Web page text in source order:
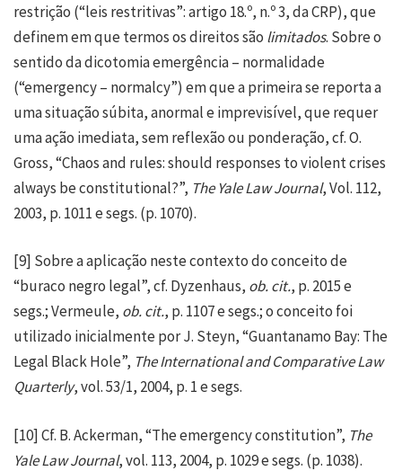
restrição (“leis restritivas”: artigo 18.º, n.º 3, da CRP), que
definem em que termos os direitos são limitados. Sobre o
sentido da dicotomia emergência – normalidade
(“emergency – normalcy”) em que a primeira se reporta a
uma situação súbita, anormal e imprevisível, que requer
uma ação imediata, sem reflexão ou ponderação, cf. O.
Gross, “Chaos and rules: should responses to violent crises
always be constitutional?”, The Yale Law Journal, Vol. 112,
2003, p. 1011 e segs. (p. 1070).
[9] Sobre a aplicação neste contexto do conceito de
“buraco negro legal”, cf. Dyzenhaus, ob. cit., p. 2015 e
segs.; Vermeule, ob. cit., p. 1107 e segs.; o conceito foi
utilizado inicialmente por J. Steyn, “Guantanamo Bay: The
Legal Black Hole”, The International and Comparative Law
Quarterly, vol. 53/1, 2004, p. 1 e segs.
[10]Cf. B. Ackerman, “The emergency constitution”, The
Yale Law Journal, vol. 113, 2004, p. 1029 e segs. (p. 1038).